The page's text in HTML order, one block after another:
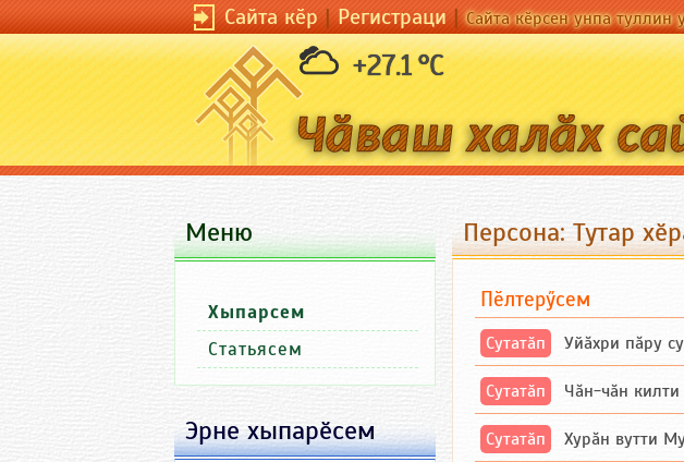
Сайта кӗр|Регистраци|Сайта кӗрсен унпа туллин
+27.1 °C
Персона: Тутар
Пӗлтерӳсем
Сутатӑп Уйăхри пăру
Сутатӑп Чăн-чăн килти
Сутатӑп Хурăн вутти
Меню
Хыпарсем
Статьясем
Эрне хыпарӗсем